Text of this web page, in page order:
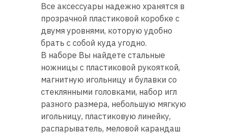
Все аксессуары надежно хранятся в
прозрачной пластиковой коробке с
двумя уровнями, которую удобно
брать с собой куда угодно.
В наборе Вы найдете стальные
ножницы с пластиковой рукояткой,
магнитную игольницу и булавки со
стеклянными головками, набор игл
разного размера, небольшую мягкую
игольницу, пластиковую линейку,
распарыватель, меловой карандаш